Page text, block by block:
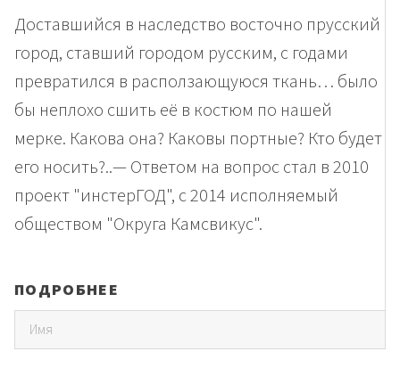
Доставшийся в наследство восточно прусский
город, ставший городом русским, с годами
превратился в расползающуюся ткань… было
бы неплохо сшить её в костюм по нашей
мерке. Какова она? Каковы портные? Кто будет
его носить?..— Ответом на вопрос стал в 2010
проект "инстерГОД", с 2014 исполняемый
обществом "Округа Камсвикус".
ПОДРОБНЕЕ